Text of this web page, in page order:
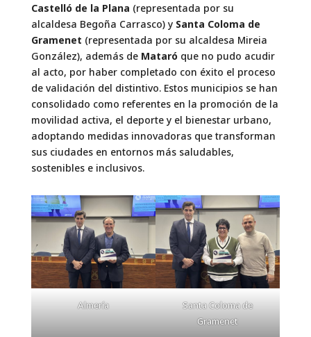
Castelló de la Plana (representada por su
alcaldesa Begoña Carrasco) y Santa Coloma de
Gramenet (representada por su alcaldesa Mireia
González), además de Mataró que no pudo acudir
al acto, por haber completado con éxito el proceso
de validación del distintivo. Estos municipios se han
consolidado como referentes en la promoción de la
movilidad activa, el deporte y el bienestar urbano,
adoptando medidas innovadoras que transforman
sus ciudades en entornos más saludables,
sostenibles e inclusivos.
Almería
Santa Coloma de
Gramenet